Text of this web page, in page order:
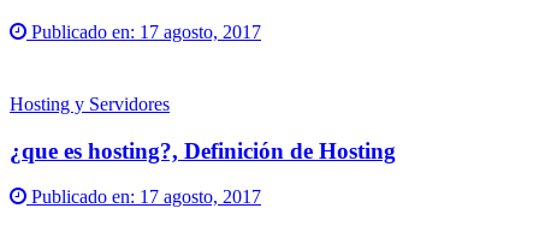
Publicado en: 17 agosto, 2017
Hosting y Servidores
¿que es hosting?, Definición de Hosting
Publicado en: 17 agosto, 2017